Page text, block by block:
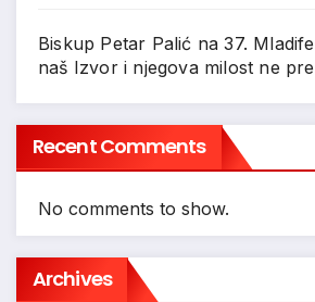
Biskup Petar Palić na 37.
naš Izvor i njegova milost ne
Recent Comments
No comments to show.
Archives